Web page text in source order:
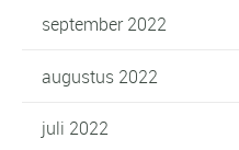
september 2022
augustus 2022
juli 2022